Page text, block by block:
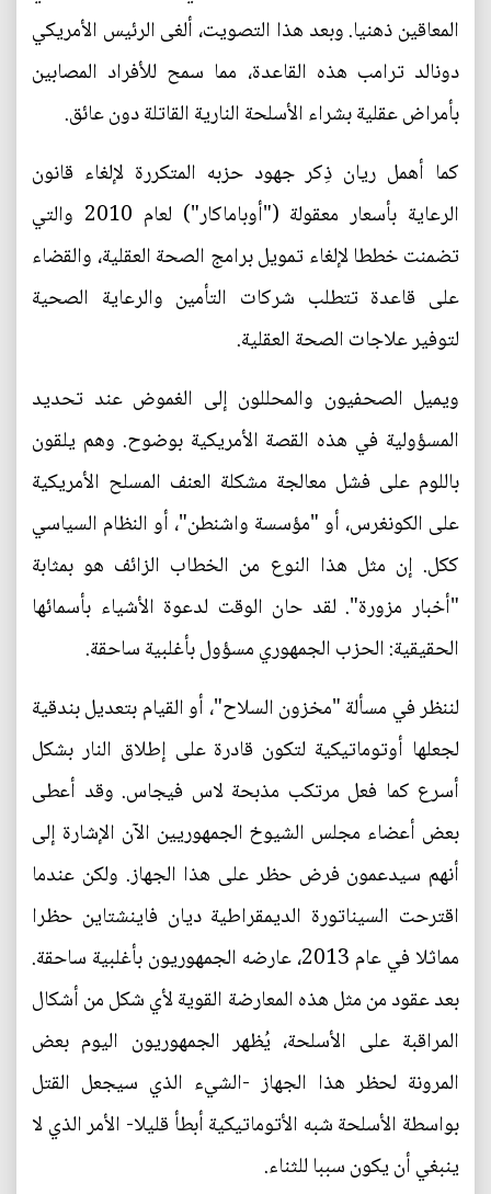
المعاقين ذهنيا. وبعد هذا التصويت، ألغى الرئيس الأمريكي
دونالد ترامب هذه القاعدة، مما سمح للأفراد المصابين
بأمراض عقلية بشراء الأسلحة النارية القاتلة دون عائق.
كما أهمل ريان ذِكر جهود حزبه المتكررة لإلغاء قانون
الرعاية بأسعار معقولة ("أوباماكار") لعام 2010 والتي
تضمنت خططا لإلغاء تمويل برامج الصحة العقلية، والقضاء
على قاعدة تتطلب شركات التأمين والرعاية الصحية
لتوفير علاجات الصحة العقلية.
ويميل الصحفيون والمحللون إلى الغموض عند تحديد
المسؤولية في هذه القصة الأمريكية بوضوح. وهم يلقون
باللوم على فشل معالجة مشكلة العنف المسلح الأمريكية
على الكونغرس، أو "مؤسسة واشنطن"، أو النظام السياسي
ككل. إن مثل هذا النوع من الخطاب الزائف هو بمثابة
"أخبار مزورة". لقد حان الوقت لدعوة الأشياء بأسمائها
الحقيقية: الحزب الجمهوري مسؤول بأغلبية ساحقة.
لننظر في مسألة "مخزون السلاح"، أو القيام بتعديل بندقية
لجعلها أوتوماتيكية لتكون قادرة على إطلاق النار بشكل
أسرع كما فعل مرتكب مذبحة لاس فيجاس. وقد أعطى
بعض أعضاء مجلس الشيوخ الجمهوريين الآن الإشارة إلى
أنهم سيدعمون فرض حظر على هذا الجهاز. ولكن عندما
اقترحت السيناتورة الديمقراطية ديان فاينشتاين حظرا
مماثلا في عام 2013، عارضه الجمهوريون بأغلبية ساحقة.
بعد عقود من مثل هذه المعارضة القوية لأي شكل من أشكال
المراقبة على الأسلحة، يُظهر الجمهوريون اليوم بعض
المرونة لحظر هذا الجهاز -الشيء الذي سيجعل القتل
بواسطة الأسلحة شبه الأتوماتيكية أبطأ قليلا- الأمر الذي لا
ينبغي أن يكون سببا للثناء.